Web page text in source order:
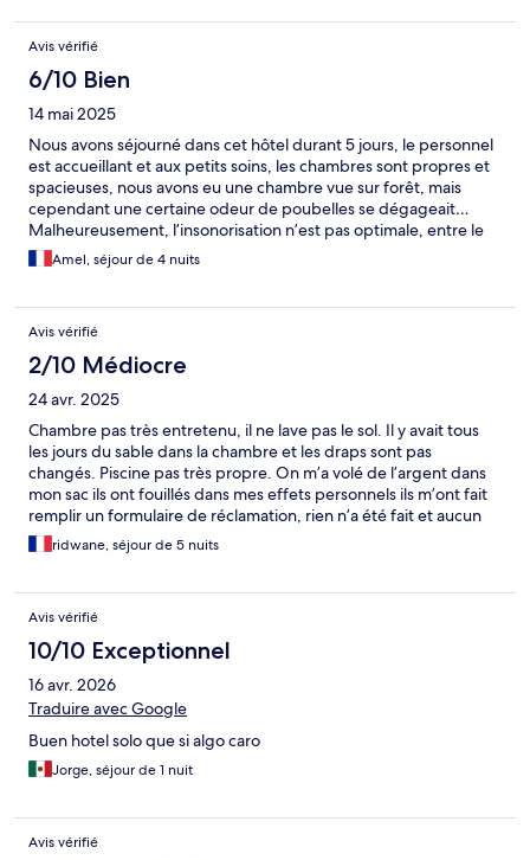
Avis vérifié
6/10 Bien
14 mai 2025
Nous avons séjourné dans cet hôtel durant 5 jours, le personnel
est accueillant et aux petits soins, les chambres sont propres et
spacieuses, nous avons eu une chambre vue sur forêt, mais
cependant une certaine odeur de poubelles se dégageait…
Malheureusement, l’insonorisation n’est pas optimale, entre le
bruit des employés qui font le ménage et les autres clients qui
claquent les portes, c’est assez dérangeant. Concernant le
absolument pas le prix demandé, je vous conseille de vous
rendre sur les restaurants le long de la plage les prix y sont
beaucoup plus abordables que ce soit pour le petit-déjeuner,
déjeuner ou bien dîner. Cependant, l’hôtel est bien desservi en
bateau, le fait de disposer d’une piscine est également un
avantage. L’hôtel est près de nombreux restaurants qui se
trouvent le long de la plage.
Amel, séjour de 4 nuits
Avis vérifié
2/10 Médiocre
24 avr. 2025
Chambre pas très entretenu, il ne lave pas le sol. Il y avait tous
les jours du sable dans la chambre et les draps sont pas
changés. Piscine pas très propre. On m’a volé de l’argent dans
mon sac ils ont fouillés dans mes effets personnels ils m’ont fait
remplir un formulaire de réclamation, rien n’a été fait et aucun
dédommagement fait. Service client à revoir !!! Le seul point
positif est l’emplacement de l’hôtel c’est pour ça qu’il est
ridwane, séjour de 5 nuits
Avis vérifié
10/10 Exceptionnel
16 avr. 2026
Traduire avec Google
Buen hotel solo que si algo caro
Jorge, séjour de 1 nuit
Avis vérifié